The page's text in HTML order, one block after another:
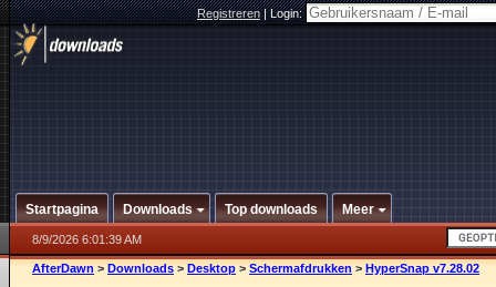
Registreren|Login:
Startpagina Downloads Top downloads Meer
8/9/2026 6:01:39 AM
AfterDawn > Downloads > Desktop > Schermafdrukken > HyperSnap v7.28.02